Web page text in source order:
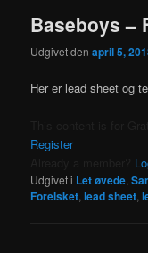
Baseboys –
Udgivet denapril 5,
Her er lead sheet og
Register
Udgivet i Let øvede,
Forelsket,lead sheet,